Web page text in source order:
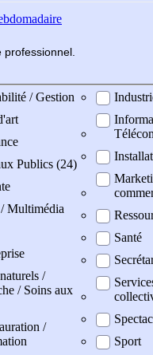
professionnel
/ Gestion
Publics (24)
Multimédia
/
/ Soins aux
/
Santé
Sport